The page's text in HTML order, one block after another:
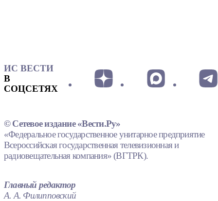
ИС ВЕСТИ
В
СОЦСЕТЯХ
© Сетевое издание «Вести.Ру»
«Федеральное государственное унитарное предприятие
Всероссийская государственная телевизионная и
радиовещательная компания» (ВГТРК).
Главный редактор
А. А. Филипповский